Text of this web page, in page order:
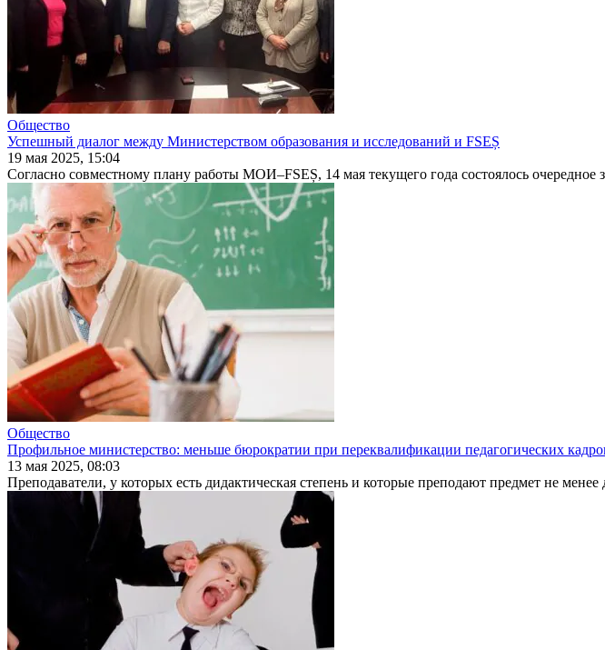
Общество
Успешный диалог между Министерством образования и исследований и FSEȘ
19 мая 2025, 15:04
Согласно совместному плану работы МОИ‒FSEȘ, 14 мая текущего года состоялось
Общество
Профильное министерство: меньше бюрократии при переквалификации педагогических
13 мая 2025, 08:03
Преподаватели, у которых есть дидак­тическая степень и которые преподают предмет не